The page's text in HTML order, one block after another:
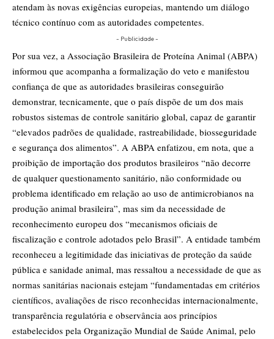
atendam às novas exigências europeias, mantendo um diálogo
técnico contínuo com as autoridades competentes.
- Publicidade -
Por sua vez, a Associação Brasileira de Proteína Animal (ABPA)
informou que acompanha a formalização do veto e manifestou
confiança de que as autoridades brasileiras conseguirão
demonstrar, tecnicamente, que o país dispõe de um dos mais
robustos sistemas de controle sanitário global, capaz de garantir
“elevados padrões de qualidade, rastreabilidade, biosseguridade
e segurança dos alimentos”. A ABPA enfatizou, em nota, que a
proibição de importação dos produtos brasileiros “não decorre
de qualquer questionamento sanitário, não conformidade ou
problema identificado em relação ao uso de antimicrobianos na
produção animal brasileira”, mas sim da necessidade de
reconhecimento europeu dos “mecanismos oficiais de
fiscalização e controle adotados pelo Brasil”. A entidade também
reconheceu a legitimidade das iniciativas de proteção da saúde
pública e sanidade animal, mas ressaltou a necessidade de que as
normas sanitárias nacionais estejam “fundamentadas em critérios
científicos, avaliações de risco reconhecidas internacionalmente,
transparência regulatória e observância aos princípios
estabelecidos pela Organização Mundial de Saúde Animal, pelo